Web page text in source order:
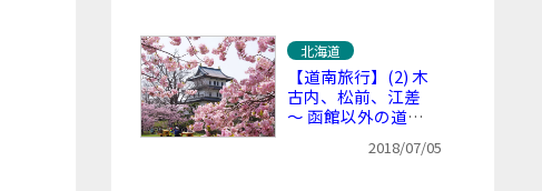
北海道
【道南旅行】(2) 木
古内、松前、江差
～ 函館以外の道南
2018/07/05